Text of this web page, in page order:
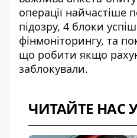
операції найчастіше
підозру, 4 блоки
фінмоніторингу, та
що робити якщо
заблокували.
ЧИТАЙТЕ НАС У